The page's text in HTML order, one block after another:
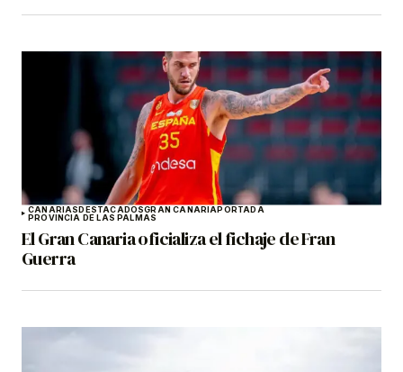
CANARIASDESTACADOSGRAN CANARIAPORTADA
PROVINCIA DE LAS PALMAS
El Gran Canaria oficializa el fichaje de Fran
Guerra